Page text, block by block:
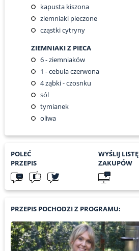
kapusta kiszona
ziemniaki pieczone
cząstki cytryny
ZIEMNIAKI Z PIECA
6- ziemniaków
1 - cebula czerwona
4ząbki - czosnku
sól
tymianek
oliwa
POLEĆ
PRZEPIS
WYŚLIJ LISTĘ
ZAKUPÓW
PRZEPIS POCHODZI Z PROGRAMU: